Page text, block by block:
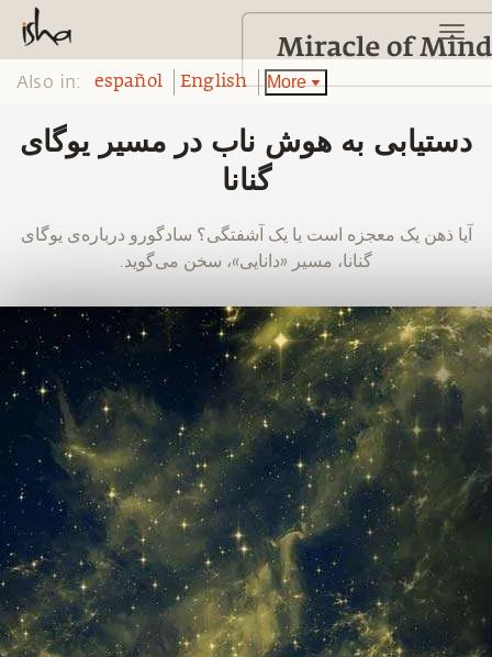
Also in: español English More
دستیابی به هوش ناب در مسیر یوگای
گنانا
‫‫آیا ذهن یک معجزه است یا یک آشفتگی؟ سادگورو درباره‌ی یوگای
گنانا، مسیر «دانایی»، سخن می‌گوید.